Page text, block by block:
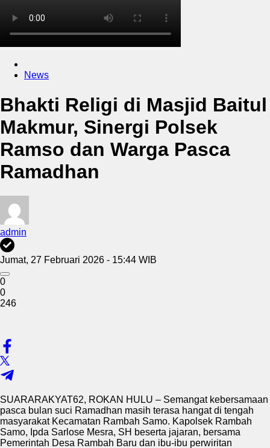
News
Bhakti Religi di Masjid Baitul
Makmur, Sinergi Polsek
Ramso dan Warga Pasca
Ramadhan
admin
Jumat, 27 Februari 2026 - 15:44 WIB
0
0
246
SUARARAKYAT62, ROKAN HULU – Semangat kebersamaan
pasca bulan suci Ramadhan masih terasa hangat di tengah
masyarakat Kecamatan Rambah Samo. Kapolsek Rambah
Samo, Ipda Sarlose Mesra, SH beserta jajaran, bersama
Pemerintah Desa Rambah Baru dan ibu-ibu perwiritan